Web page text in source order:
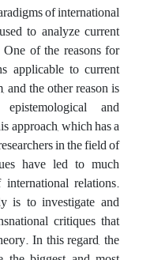
of international
to analyze current
of the reasons for
applicable to current
and the other reason is
and
approach, which has a
in the field of
have led to much
relations.
is to investigate and
critiques that
In this regard, the